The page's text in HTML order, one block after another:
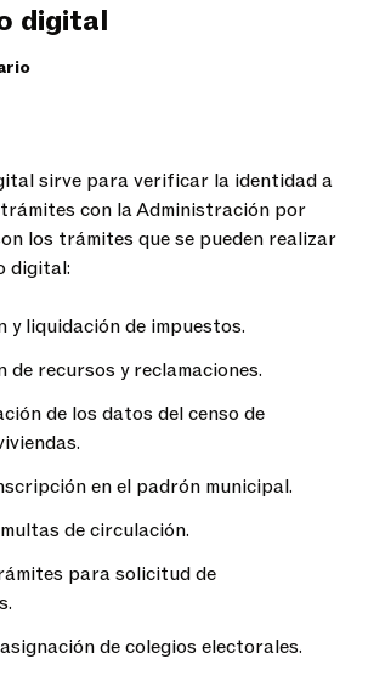
digital
sirve para verificar la identidad a
con la Administración por
los trámites que se pueden realizar
digital:
y liquidación de impuestos.
de recursos y reclamaciones.
de los datos del censo de
en el padrón municipal.
de circulación.
para solicitud de
de colegios electorales.